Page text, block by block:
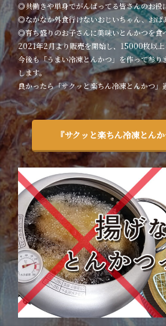
◎共働きや単身でがんばってる皆さんのお役
◎なかなか外食行けないおじいちゃん、おば
◎育ち盛りのお子さんに美味いとんかつを食
2021年2月より販売を開始し、15000枚以
今後も「うまい冷凍とんかつ」を作って参
します。
良かったら「サクッと楽ちん冷凍とんかつ
『サクッと楽ちん冷凍とん